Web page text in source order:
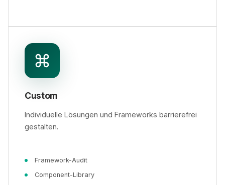
Custom
Individuelle Lösungen und Frameworks barrierefrei
gestalten.
Framework-Audit
Component-Library